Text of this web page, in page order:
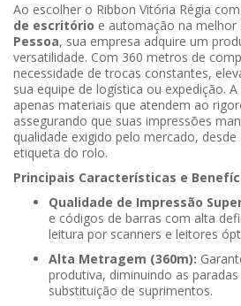
Ao escolher o Ribbon Vitória Régia
de escritório e automação na melhor
Pessoa, sua empresa adquire um
versatilidade. Com 360 metros de
necessidade de trocas constantes,
sua equipe de logística ou expedição. A
apenas materiais que atendem ao
assegurando que suas impressões
qualidade exigido pelo mercado,
etiqueta do rolo.
Principais Características e
Qualidade de Impressão
e códigos de barras com alta
leitura por scanners e leitores
Alta Metragem (360m):
produtiva, diminuindo as
substituição de suprimentos.